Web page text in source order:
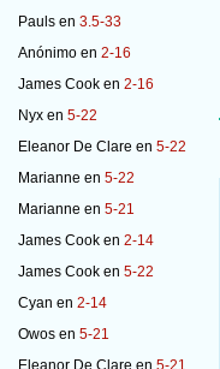
Pauls en 3.5-33
Anónimo en 2-16
James Cook en 2-16
Nyx en 5-22
Eleanor De Clare en 5-22
Marianne en 5-22
Marianne en 5-21
James Cook en 2-14
James Cook en 5-22
Cyan en 2-14
Owos en 5-21
Eleanor De Clare en 5-21